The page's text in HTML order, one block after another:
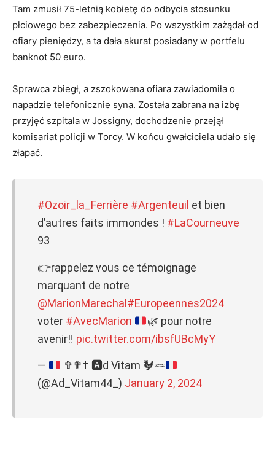
Tam zmusił 75-letnią kobietę do odbycia stosunku
płciowego bez zabezpieczenia. Po wszystkim zażądał od
ofiary pieniędzy, a ta dała akurat posiadany w portfelu
banknot 50 euro.
Sprawca zbiegł, a zszokowana ofiara zawiadomiła o
napadzie telefonicznie syna. Została zabrana na izbę
przyjęć szpitala w Jossigny, dochodzenie przejął
komisariat policji w Torcy. W końcu gwałciciela udało się
złapać.
#Ozoir_la_Ferrière #Argenteuil et bien
d’autres faits immondes ! #LaCourneuve
93
👉rappelez vous ce témoignage
marquant de notre
@MarionMarechal#Europeennes2024
voter #AvecMarion 🌿 pour notre
avenir‼️ pic.twitter.com/ibsfUBcMyY
— ✞✟† 🅰️d Vitam 🐓🪢
(@Ad_Vitam44_) January 2, 2024